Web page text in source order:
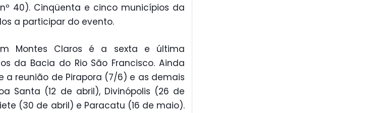
40). Cinqüenta e cinco municípios da
a participar do evento.
Montes Claros é a sexta e última
da Bacia do Rio São Francisco. Ainda
a reunião de Pirapora (7/6) e as demais
Santa (12 de abril), Divinópolis (26 de
(30 de abril) e Paracatu (16 de maio).